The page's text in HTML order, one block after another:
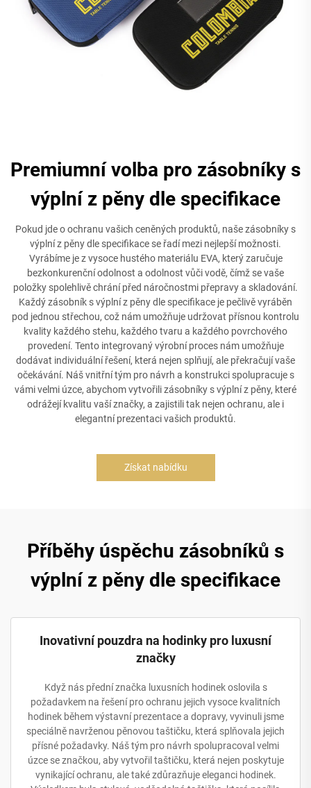
Premiumní volba pro zásobníky s
výplní z pěny dle specifikace
Pokud jde o ochranu vašich ceněných produktů, naše zásobníky s
výplní z pěny dle specifikace se řadí mezi nejlepší možnosti.
Vyrábíme je z vysoce hustého materiálu EVA, který zaručuje
bezkonkurenční odolnost a odolnost vůči vodě, čímž se vaše
položky spolehlivě chrání před náročnostmi přepravy a skladování.
Každý zásobník s výplní z pěny dle specifikace je pečlivě vyráběn
pod jednou střechou, což nám umožňuje udržovat přísnou kontrolu
kvality každého stehu, každého tvaru a každého povrchového
provedení. Tento integrovaný výrobní proces nám umožňuje
dodávat individuální řešení, která nejen splňují, ale překračují vaše
očekávání. Náš vnitřní tým pro návrh a konstrukci spolupracuje s
vámi velmi úzce, abychom vytvořili zásobníky s výplní z pěny, které
odrážejí kvalitu vaší značky, a zajistili tak nejen ochranu, ale i
elegantní prezentaci vašich produktů.
Získat nabídku
Příběhy úspěchu zásobníků s
výplní z pěny dle specifikace
Inovativní pouzdra na hodinky pro luxusní
značky
Když nás přední značka luxusních hodinek oslovila s
požadavkem na řešení pro ochranu jejich vysoce kvalitních
hodinek během výstavní prezentace a dopravy, vyvinuli jsme
speciálně navrženou pěnovou taštičku, která splňovala jejich
přísné požadavky. Náš tým pro návrh spolupracoval velmi
úzce se značkou, aby vytvořil taštičku, která nejen poskytuje
vynikající ochranu, ale také zdůrazňuje eleganci hodinek.